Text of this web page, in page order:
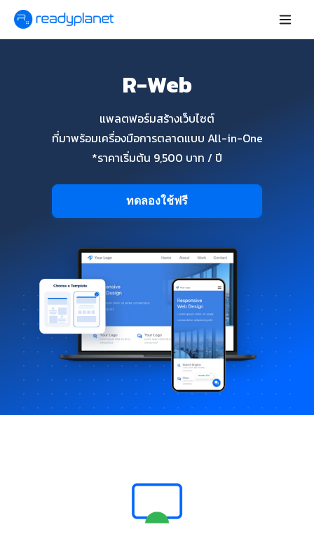
R-Web
แพลตฟอร์มสร้างเว็บไซต์
ที่มาพร้อมเครื่องมือการตลาดแบบ All-in-One
*ราคาเริ่มต้น 9,500 บาท / ปี
ทดลองใช้ฟรี